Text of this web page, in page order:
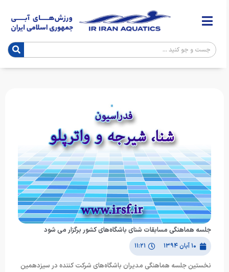
جلسه هماهنگی مسابقات شنای باشگاه‌های کشور برگزار می شود
۱۰ آبان ۱۳۹۴ ۱۱:۲۱
نخستین جلسه هماهنگی مدیران باشگاه‌های شرکت کننده در سیزدهمین